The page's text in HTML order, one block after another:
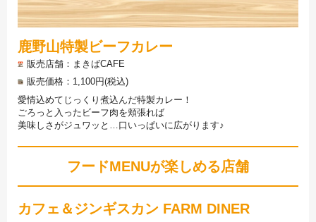
鹿野山特製ビーフカレー
販売店舗
まきばCAFE
販売価格
1,100円(税込)
愛情込めてじっくり煮込んだ特製カレー！
ごろっと入ったビーフ肉を頬張れば
美味しさがジュワッと…口いっぱいに広がります♪
フードMENUが楽しめる店舗
カフェ＆ジンギスカン FARM DINER